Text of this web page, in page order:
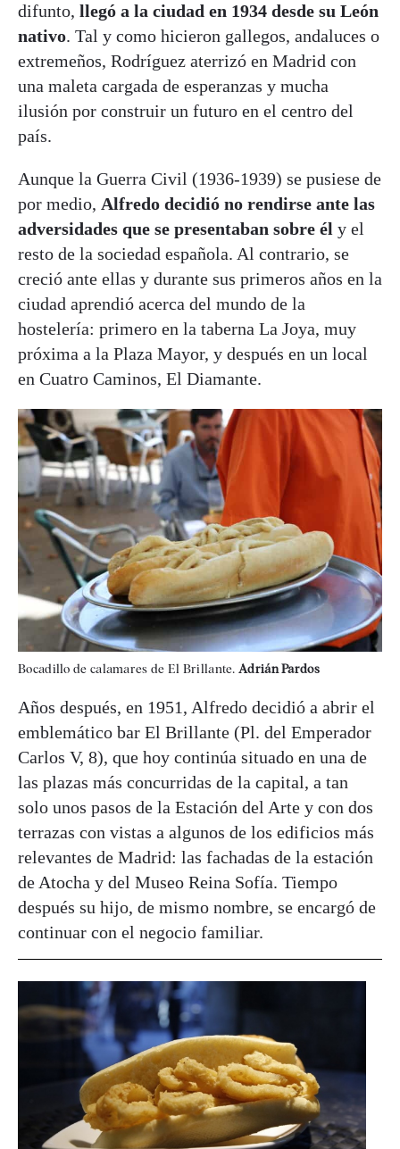
difunto, llegó a la ciudad en 1934 desde su León
nativo. Tal y como hicieron gallegos, andaluces o
extremeños, Rodríguez aterrizó en Madrid con
una maleta cargada de esperanzas y mucha
ilusión por construir un futuro en el centro del
país.
Aunque la Guerra Civil (1936-1939) se pusiese de
por medio, Alfredo decidió no rendirse ante las
adversidades que se presentaban sobre él y el
resto de la sociedad española. Al contrario, se
creció ante ellas y durante sus primeros años en la
ciudad aprendió acerca del mundo de la
hostelería: primero en la taberna La Joya, muy
próxima a la Plaza Mayor, y después en un local
en Cuatro Caminos, El Diamante.
Bocadillo de calamares de El Brillante. Adrián Pardos
Años después, en 1951, Alfredo decidió a abrir el
emblemático bar El Brillante (Pl. del Emperador
Carlos V, 8), que hoy continúa situado en una de
las plazas más concurridas de la capital, a tan
solo unos pasos de la Estación del Arte y con dos
terrazas con vistas a algunos de los edificios más
relevantes de Madrid: las fachadas de la estación
de Atocha y del Museo Reina Sofía. Tiempo
después su hijo, de mismo nombre, se encargó de
continuar con el negocio familiar.